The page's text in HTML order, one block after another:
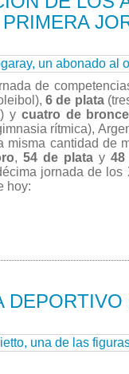
de
6 de plata
y cuatro de bronce
rítmica),
misma cantidad de
, 54 de plata y 48
jornada de
hoy: